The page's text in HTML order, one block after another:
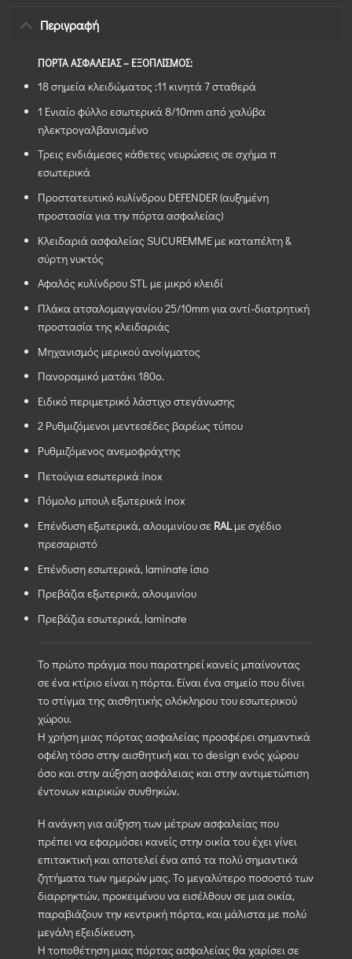
Περιγραφή
ΠΟΡΤΑ ΑΣΦΑΛΕΙΑΣ – ΕΞΟΠΛΙΣΜΟΣ:
18 σημεία κλειδώματος :11 κινητά 7 σταθερά
1 Ενιαίο φύλλο εσωτερικά 8/10mm από χαλύβα
ηλεκτρογαλβανισμένο
Τρεις ενδιάμεσες κάθετες νευρώσεις σε σχήμα π
εσωτερικά
Προστατευτικό κυλίνδρου DEFENDER (αυξημένη
προστασία για την πόρτα ασφαλείας)
Κλειδαριά ασφαλείας SUCUREMME με καταπέλτη &
σύρτη νυκτός
Aφαλός κυλίνδρου STL με μικρό κλειδί
Πλάκα ατσαλομαγγανίου 25/10mm για αντί-διατρητική
προστασία της κλειδαριάς
Μηχανισμός μερικού ανοίγματος
Πανοραμικό ματάκι 180ο.
Ειδικό περιμετρικό λάστιχο στεγάνωσης
2 Ρυθμιζόμενοι μεντεσέδες βαρέως τύπου
Ρυθμιζόμενος ανεμοφράχτης
Πετούγια εσωτερικά inox
Πόμολο μπουλ εξωτερικά inox
Επένδυση εξωτερικά, αλουμινίου σε RALμε σχέδιο
πρεσαριστό
Επένδυση εσωτερικά, laminate ίσιο
Πρεβάζια εξωτερικά, αλουμινίου
Πρεβάζια εσωτερικά, laminate
Το πρώτο πράγμα που παρατηρεί κανείς μπαίνοντας
σε ένα κτίριο είναι η πόρτα. Είναι ένα σημείο που δίνει
το στίγμα της αισθητικής ολόκληρου του εσωτερικού
χώρου.
Η χρήση μιας πόρτας ασφαλείας προσφέρει σημαντικά
οφέλη τόσο στην αισθητική και το design ενός χώρου
όσο και στην αύξηση ασφάλειας και στην αντιμετώπιση
έντονων καιρικών συνθηκών.
Η ανάγκη για αύξηση των μέτρων ασφαλείας που
πρέπει να εφαρμόσει κανείς στην οικία του έχει γίνει
επιτακτική και αποτελεί ένα από τα πολύ σημαντικά
ζητήματα των ημερών μας. Το μεγαλύτερο ποσοστό των
διαρρηκτών, προκειμένου να εισέλθουν σε μια οικία,
παραβιάζουν την κεντρική πόρτα, και μάλιστα με πολύ
μεγάλη εξειδίκευση.
Η τοποθέτηση μιας πόρτας ασφαλείας θα χαρίσει σε